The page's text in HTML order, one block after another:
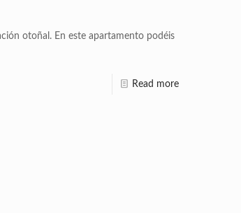
otoñal. En este apartamento podéis
Read more